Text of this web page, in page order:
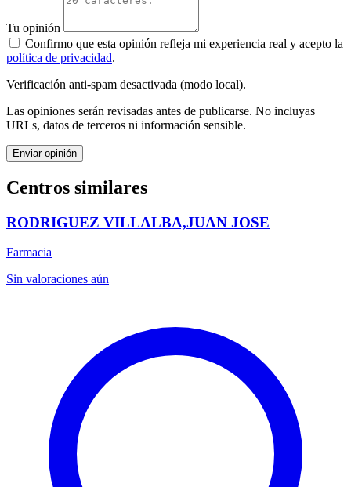
Tu opinión
Confirmo que esta opinión refleja mi experiencia real y acepto la
política de privacidad.
Verificación anti-spam desactivada (modo local).
Las opiniones serán revisadas antes de publicarse. No incluyas
URLs, datos de terceros ni información sensible.
Enviar opinión
Centros similares
RODRIGUEZ VILLALBA,JUAN JOSE
Farmacia
Sin valoraciones aún